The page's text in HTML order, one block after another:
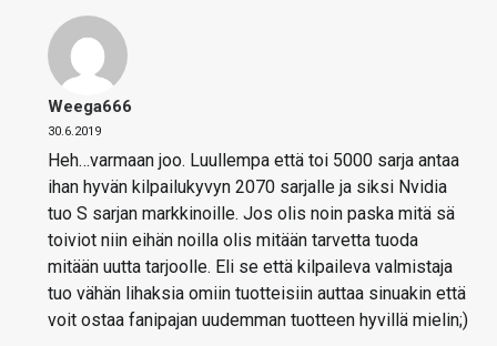
Weega666
30.6.2019
Heh…varmaan joo. Luullempa että toi 5000 sarja antaa
ihan hyvän kilpailukyvyn 2070 sarjalle ja siksi Nvidia
tuo S sarjan markkinoille. Jos olis noin paska mitä sä
toiviot niin eihän noilla olis mitään tarvetta tuoda
mitään uutta tarjoolle. Eli se että kilpaileva valmistaja
tuo vähän lihaksia omiin tuotteisiin auttaa sinuakin että
voit ostaa fanipajan uudemman tuotteen hyvillä mielin;)